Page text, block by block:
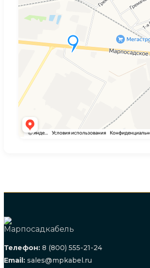
Телефон: 8 (800) 555-21-24
Email: sales@mpkabel.ru